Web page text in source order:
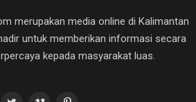
merupakan media online di Kalimantan
untuk memberikan informasi secara
kepada masyarakat luas.